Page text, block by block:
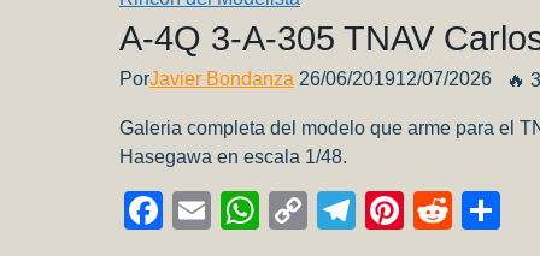
A-4Q 3-A-305 TNAV
PorJavier Bondanza 26/06/201912/07/2026 🔥
Galeria completa del modelo que arme para el
Hasegawa en escala 1/48.
Facebook
EmailWhatsApp
CopyTelegram
Pinterest